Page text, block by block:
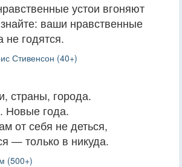
устои вгоняют
ваши нравственные
не годятся.
Стивенсон (40+)
страны, города.
Новые года.
от себя не деться,
— только в никуда.
(500+)